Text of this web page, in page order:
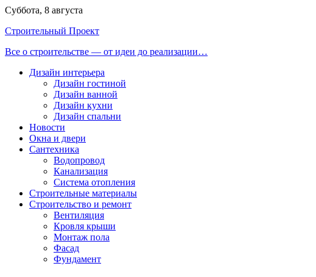
Перейти
содержимому
Суббота, 8 августа
Строительный Проект
Все о строительстве — от идеи до реализации…
Дизайн интерьера
Дизайн гостиной
Дизайн ванной
Дизайн кухни
Дизайн спальни
Новости
Окна и двери
Сантехника
Водопровод
Канализация
Система отопления
Строительные материалы
Строительство и ремонт
Вентиляция
Кровля крыши
Монтаж пола
Фасад
Фундамент